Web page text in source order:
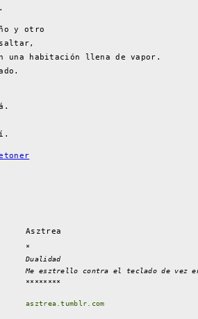
y otro
saltar,
una habitación llena de vapor.
Asztrea
*
Dualidad
Me esztrello contra el teclado de vez
********
asztrea.tumblr.com